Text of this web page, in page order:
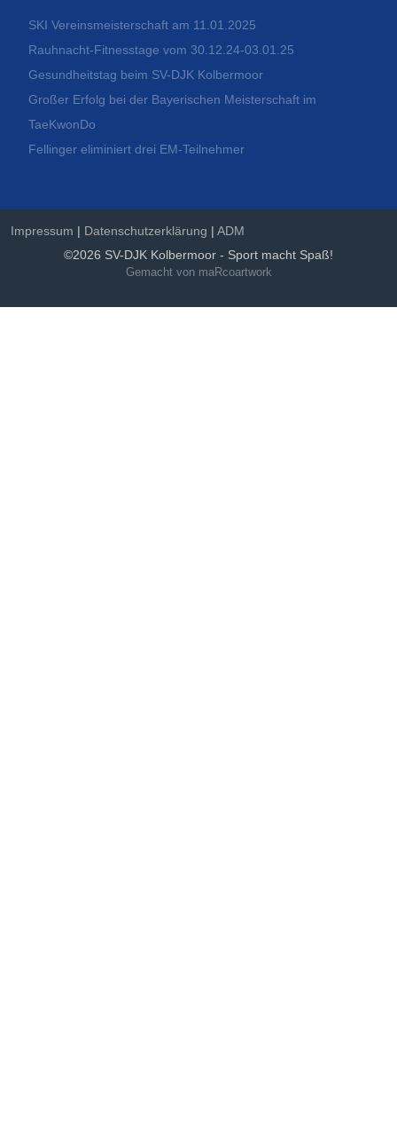
SKI Vereinsmeisterschaft am 11.01.2025
Rauhnacht-Fitnesstage vom 30.12.24-03.01.25
Gesundheitstag beim SV-DJK Kolbermoor
Großer Erfolg bei der Bayerischen Meisterschaft im
TaeKwonDo
Fellinger eliminiert drei EM-Teilnehmer
Impressum | Datenschutzerklärung | ADM
©2026 SV-DJK Kolbermoor - Sport macht Spaß!
Gemacht von maRcoartwork